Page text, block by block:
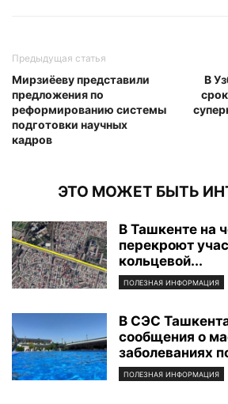
Предыдущая статья
Мирзиёеву представили
предложения по
реформированию системы
подготовки научных
кадров
В
ЭТО МОЖЕТ БЫТЬ
В Ташкенте на
перекроют
кольцевой...
ПОЛЕЗНАЯ ИНФОРМАЦИЯ
В СЭС
сообщения о
заболеваниях
ПОЛЕЗНАЯ ИНФОРМАЦИЯ